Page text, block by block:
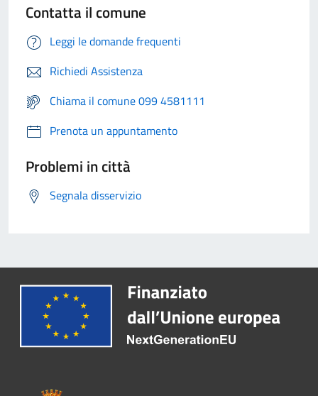
Contatta il comune
Leggi le domande frequenti
Richiedi Assistenza
Chiama il comune 099 4581111
Prenota un appuntamento
Problemi in città
Segnala disservizio